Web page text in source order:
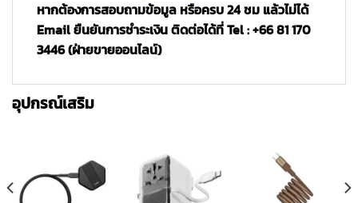
หากต้องการสอบถามข้อมูล หรือครบ 24 ชม แล้วไม่ได้
Email ยืนยันการชำระเงิน ติดต่อได้ที่ Tel : +66 81 170
3446 (ฝ่ายขายออนไลน์)
อุปกรณ์เสริม